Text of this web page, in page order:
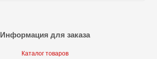
Информация для заказа
Каталог товаров